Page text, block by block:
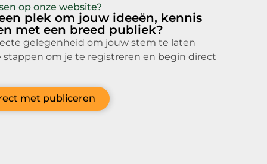
op onze website?
plek om jouw ideeën, kennis
met een breed publiek?
gelegenheid om jouw stem te laten
stappen om je te registreren en begin direct
met publiceren